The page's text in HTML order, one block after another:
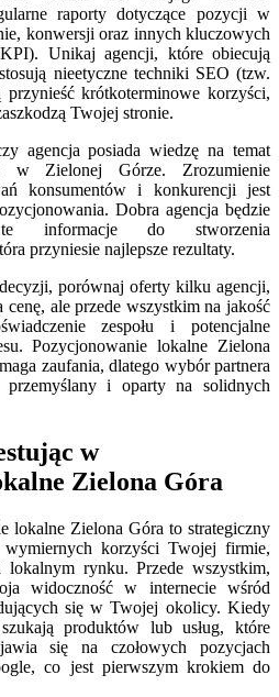
raporty dotyczące pozycji w
konwersji oraz innych kluczowych
Unikaj agencji, które obiecują
nieetyczne techniki SEO (tzw.
krótkoterminowe korzyści,
Twojej stronie.
agencja posiada wiedzę na temat
w Zielonej Górze. Zrozumienie
konsumentów i konkurencji jest
Dobra agencja będzie
te informacje do stworzenia
przyniesie najlepsze rezultaty.
porównaj oferty kilku agencji,
ale przede wszystkim na jakość
zespołu i potencjalne
Pozycjonowanie lokalne Zielona
zaufania, dlatego wybór partnera
i oparty na solidnych
w
Zielona Góra
lokalne Zielona Góra to strategiczny
korzyści Twojej firmie,
lokalnym rynku. Przede wszystkim,
widoczność w internecie wśród
się w Twojej okolicy. Kiedy
produktów lub usług, które
się na czołowych pozycjach
co jest pierwszym krokiem do